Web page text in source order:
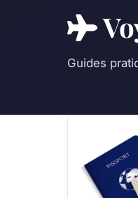
Guides